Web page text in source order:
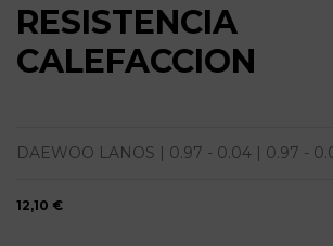
RESISTENCIA
CALEFACCION
DAEWOO LANOS | 0.97 - 0.04 | 0.97 -
12,10 €